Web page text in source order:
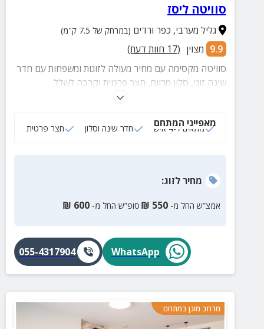
סוויטה ליסז
גליל מערבי, כפר ורדים (במרחק של 7.5 ק"מ)
9.9 מצוין (
17 חוות דעת)
סוויטה מקסימה עם מחיר מעולה לזוגות ומשפחות עם חדר
שינה זוגי, סלון מרווח, חצר פרטית וקרבה לשלל
אטרקציות, מסלולי טיול, בתי קפה ועוד.
מאפייני המתחם
מתאים ל-4 איש חדר שינה וסלון חצר פרטית
מחירלזוג:
אמצ”ש החל מ- 550
₪ סופ”ש החל מ- 600
₪
WhatsApp
055-4317904
מרחב מוגן במתחם